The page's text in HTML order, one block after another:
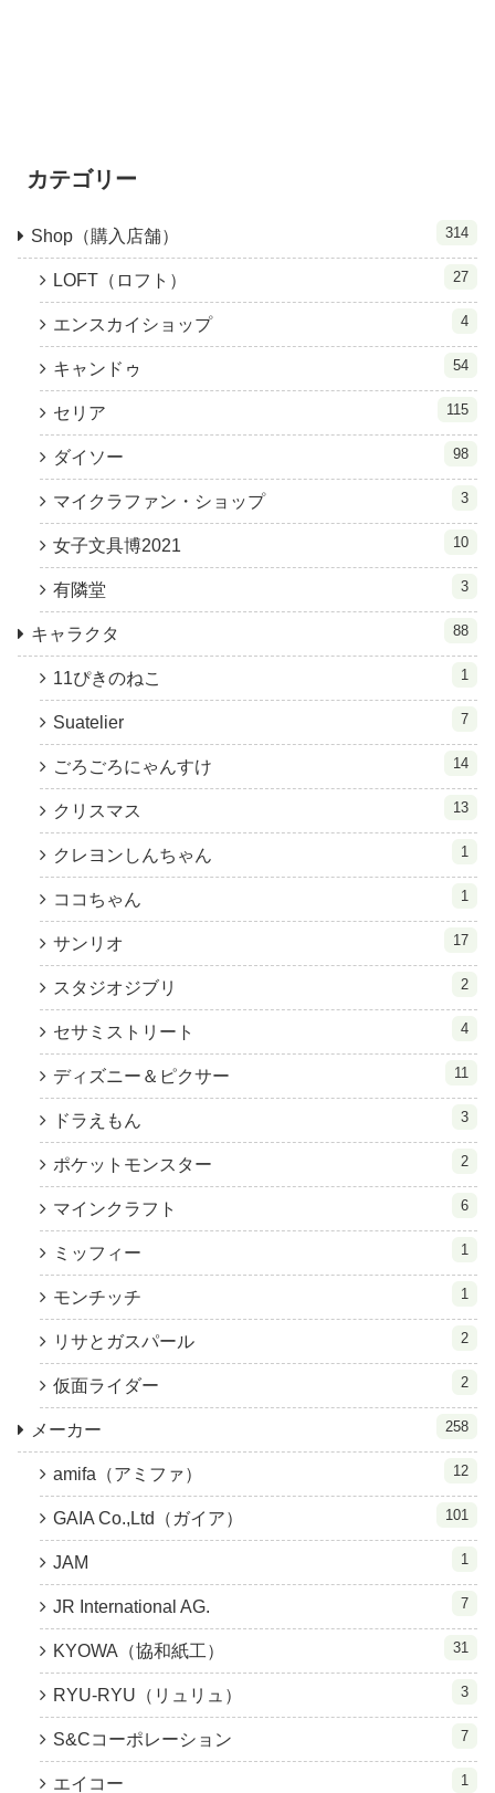
カテゴリー
Shop（購入店舗） 314
LOFT（ロフト） 27
エンスカイショップ 4
キャンドゥ 54
セリア 115
ダイソー 98
マイクラファン・ショップ 3
女子文具博2021 10
有隣堂 3
キャラクタ 88
11ぴきのねこ 1
Suatelier 7
ごろごろにゃんすけ 14
クリスマス 13
クレヨンしんちゃん 1
ココちゃん 1
サンリオ 17
スタジオジブリ 2
セサミストリート 4
ディズニー＆ピクサー 11
ドラえもん 3
ポケットモンスター 2
マインクラフト 6
ミッフィー 1
モンチッチ 1
リサとガスパール 2
仮面ライダー 2
メーカー 258
amifa（アミファ） 12
GAIA Co.,Ltd（ガイア） 101
JAM 1
JR International AG. 7
KYOWA（協和紙工） 31
RYU-RYU（リュリュ） 3
S&Cコーポレーション 7
エイコー 1